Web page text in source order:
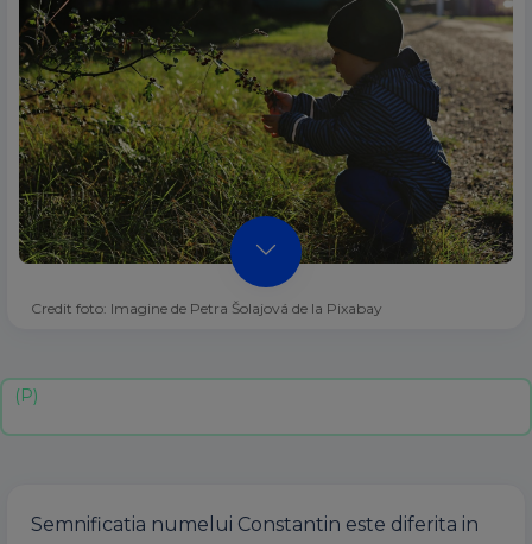
Credit foto: Imagine de Petra Šolajová de la Pixabay
Semnificatia numelui Constantin este diferita in